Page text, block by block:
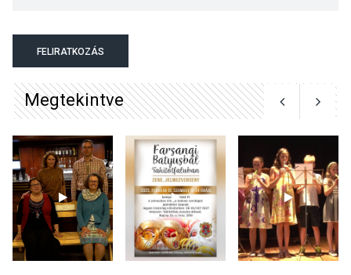
gyümölcsök
Bogdányban programokkal
teli búcsúhétvége lesz
KÖZÉLET 2026 AUG 04
FELIRATKOZÁS
Megtekintve